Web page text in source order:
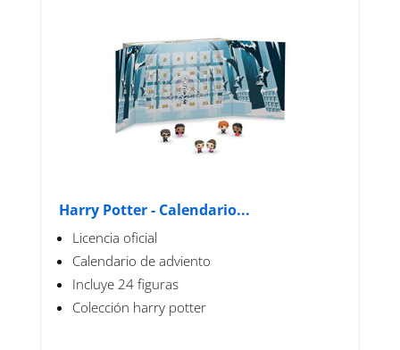
Harry Potter - Calendario...
Licencia oficial
Calendario de adviento
Incluye 24 figuras
Colección harry potter